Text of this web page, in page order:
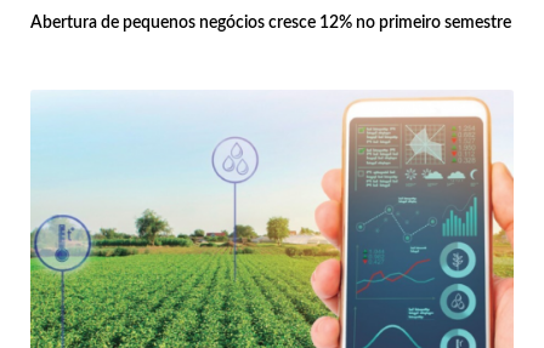
Abertura de pequenos negócios cresce 12% no primeiro semestre